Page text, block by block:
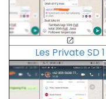
Les Private SD 1